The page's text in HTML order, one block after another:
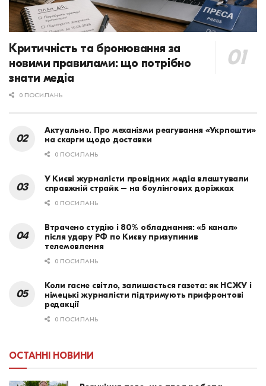
Критичність та бронювання за
новими правилами: що потрібно
знати медіа
0 ПОСИЛАНЬ
Актуально. Про механізми реагування «Укрпошти»
на скарги щодо доставки
0 ПОСИЛАНЬ
У Києві журналісти провідних медіа влаштували
справжній страйк – на боулінгових доріжках
0 ПОСИЛАНЬ
Втрачено студію і 80% обладнання: «5 канал»
після удару РФ по Києву призупинив
телемовлення
0 ПОСИЛАНЬ
Коли гасне світло, залишається газета: як НСЖУ і
німецькі журналісти підтримують прифронтові
редакції
0 ПОСИЛАНЬ
ОСТАННІ НОВИНИ